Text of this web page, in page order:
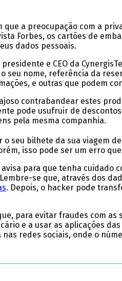
que a preocupação com a
Forbes, os cartões de
dados pessoais.
e CEO da
seu nome, referência da
e outras que podem
contrabandear estes
pode usufruir de
pela mesma companhia.
o seu bilhete da sua viagem
isso pode ser um erro
avisa para que tenha
se que, através dos
. Depois, o hacker pode
para evitar fraudes com
e a usar as aplicações
redes sociais, onde o